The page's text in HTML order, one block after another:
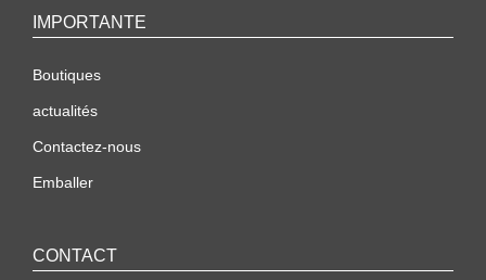
IMPORTANTE
Boutiques
actualités
Contactez-nous
Emballer
CONTACT